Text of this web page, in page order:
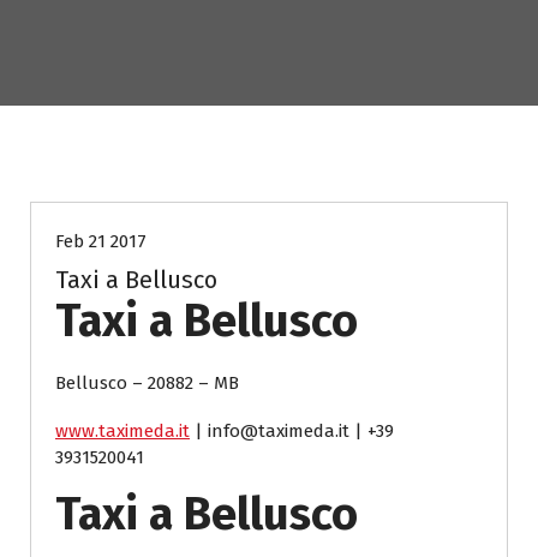
Feb 21 2017
Taxi a Bellusco
Taxi a Bellusco
Bellusco – 20882 – MB
www.taximeda.it | info@taximeda.it | +39
3931520041
Taxi a Bellusco